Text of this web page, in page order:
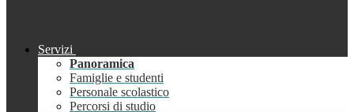
Servizi
Panoramica
Famiglie e studenti
Personale scolastico
Percorsi di studio